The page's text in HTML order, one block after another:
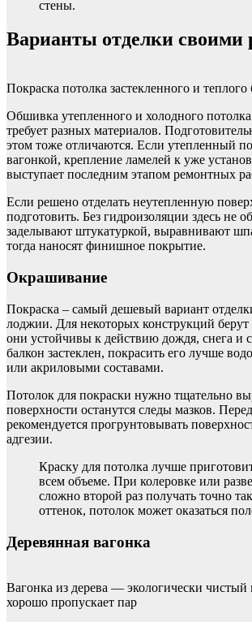
стены.
Варианты отделки своими
Покраска потолка застекленного и теплого
Обшивка утепленного и холодного
требует разных материалов.
этом тоже отличаются. Если утепленный
вагонкой, крепление ламелей к уже
выступает последним этапом ремонтных
Если решено отделать неутепленную
подготовить. Без гидроизоляции здесь не
заделывают штукатуркой, выравнивают
тогда наносят финишное покрытие.
Окрашивание
Покраска – самый дешевый вариант
лоджии. Для некоторых конструкций берут
они устойчивы к действию дождя, снега и
балкон застеклен, покрасить его лучше
или акриловыми составами.
Потолок для покраски нужно тщательно
поверхности останутся следы мазков.
рекомендуется прогрунтовывать
адгезии.
Краску для потолка лучше
всем объеме. При колеровке или
сложно второй раз получать точно
оттенок, потолок может оказаться
Деревянная вагонка
Вагонка из дерева — экологически чистый
хорошо пропускает пар